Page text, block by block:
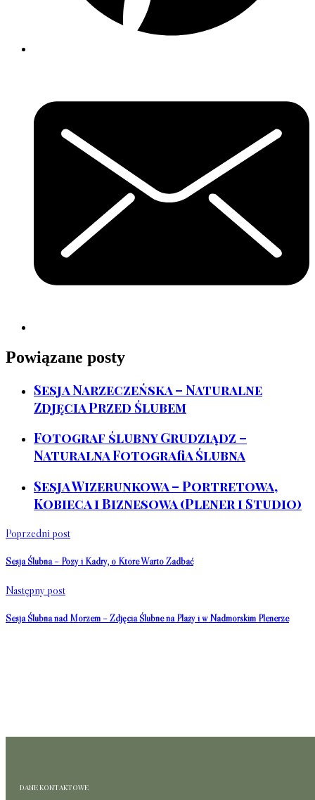
Powiązane posty
Sesja Narzeczeńska – Naturalne
Zdjęcia Przed Ślubem
Fotograf ślubny Grudziądz –
Naturalna Fotografia Ślubna
Sesja Wizerunkowa – Portretowa,
Kobieca i Biznesowa (Plener i Studio)
Poprzedni post
Sesja Ślubna – Pozy i Kadry, o Które Warto Zadbać
Następny post
Sesja Ślubna nad Morzem – Zdjęcia Ślubne na Plaży i w Nadmorskim Plenerze
DANE KONTAKTOWE